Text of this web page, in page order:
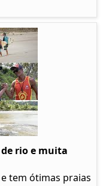
rio e muita
tem ótimas praias